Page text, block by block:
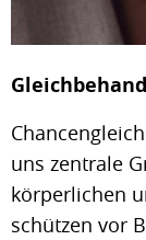
uns zentrale
körperlichen
schützen vor